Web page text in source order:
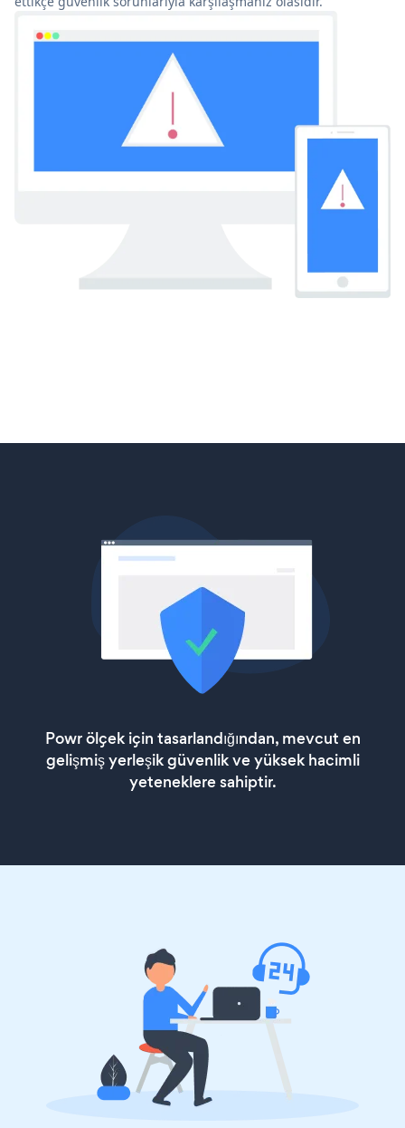
Powr ölçek için tasarlandığından, mevcut en
gelişmiş yerleşik güvenlik ve yüksek hacimli
yeteneklere sahiptir.